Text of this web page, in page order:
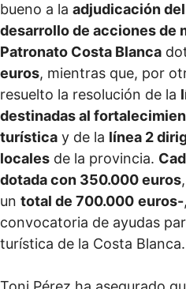
bueno a la adjudicación
desarrollo de acciones de
Patronato Costa Blanca
euros, mientras que, por
resuelto la resolución de la
destinadas al
turística y de la línea 2
locales de la provincia.
dotada con 350.000 euros
un total de 700.000 euros-
convocatoria de ayudas
turística de la Costa Blanca.